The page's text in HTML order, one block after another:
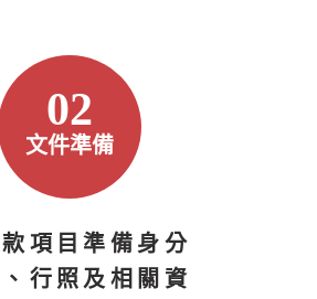
02
文件準備
項目準備身分
行照及相關資